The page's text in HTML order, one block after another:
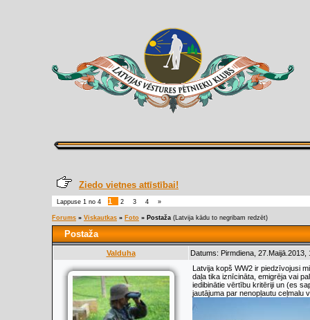
Ziedo vietnes attīstībai!
Lappuse 1 no 4 1 2 3 4 »
Forums » Viskautkas » Foto » Postaža (Latvija kādu to negribam redzēt)
Postaža
Valduha Datums: Pirmdiena,
Latvija kopš WW2 ir piedzīvojusi
daļa tika iznīcināta, emigrēja vai
iedibinātie vērtību kritēriji un (es
jautājuma par nenopļautu ceļmalu